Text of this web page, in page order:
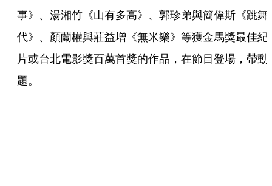
事》、湯湘竹《山有多高》、郭珍弟與簡偉斯《跳舞
代》、顏蘭權與莊益增《無米樂》等獲金馬獎最佳紀
片或台北電影獎百萬首獎的作品，在節目登場，帶動
題。